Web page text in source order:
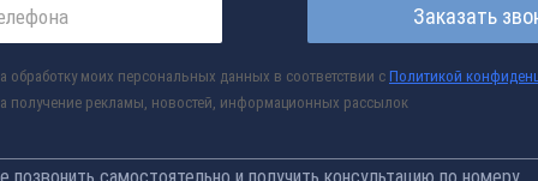
Заказать
обработку моих персональных данных в соответствии с Политикой
получение рекламы, новостей, информационных рассылок